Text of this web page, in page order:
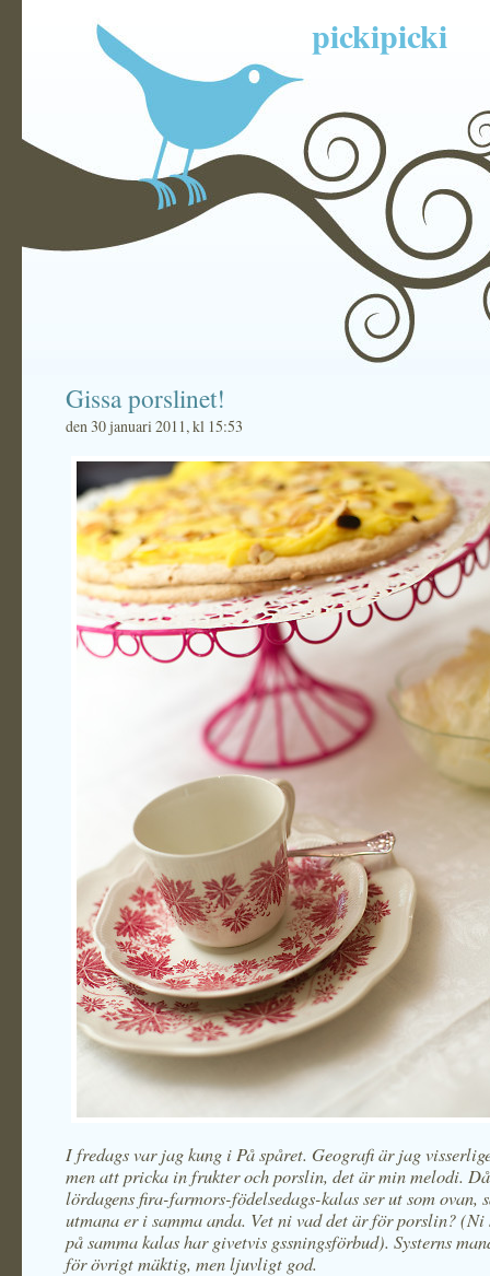
pickipicki
Gissa porslinet!
den 30 januari 2011, kl 15:53
I fredags var jag kung i På spåret. Geografi är jag
men att pricka in frukter och porslin, det är min melodi.
lördagens fira-farmors-födelsedags-kalas ser ut som ovan,
utmana er i samma anda. Vet ni vad det är för porslin? (Ni
på samma kalas har givetvis gssningsförbud). Systerns
för övrigt mäktig, men ljuvligt god.